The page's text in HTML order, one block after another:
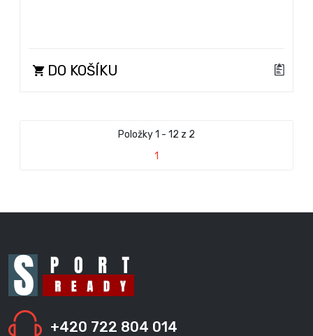
DO KOŠÍKU
Položky 1 - 12 z 2
1
+420 722 804 014